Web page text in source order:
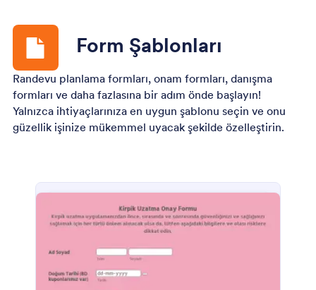
Form Şablonları
Randevu planlama formları, onam formları, danışma
formları ve daha fazlasına bir adım önde başlayın!
Yalnızca ihtiyaçlarınıza en uygun şablonu seçin ve onu
güzellik işinize mükemmel uyacak şekilde özelleştirin.